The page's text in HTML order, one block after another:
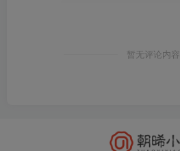
暂无评论内容